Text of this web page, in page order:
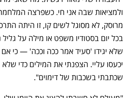
שכתבתי בשכבות של דימוים".